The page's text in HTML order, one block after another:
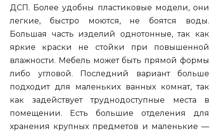
ДСП. Более удобны пластиковые модели, они
легкие, быстро моются, не боятся воды.
Большая часть изделий однотонные, так как
яркие краски не стойки при повышенной
влажности. Мебель может быть прямой формы
либо угловой. Последний вариант больше
подходит для маленьких ванных комнат, так
как задействует труднодоступные места в
помещении. Есть большие отделения для
хранения крупных предметов и маленькие —